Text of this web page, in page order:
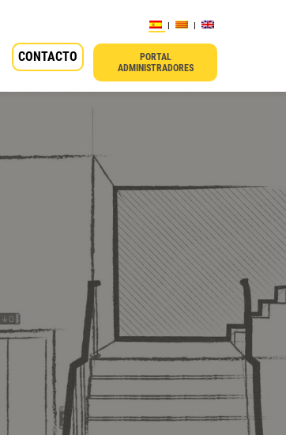
CONTACTO
PORTAL
ADMINISTRADORES